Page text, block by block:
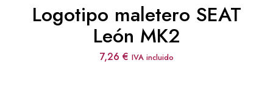
Logotipo maletero SEAT
León MK2
7,26 € IVA incluido